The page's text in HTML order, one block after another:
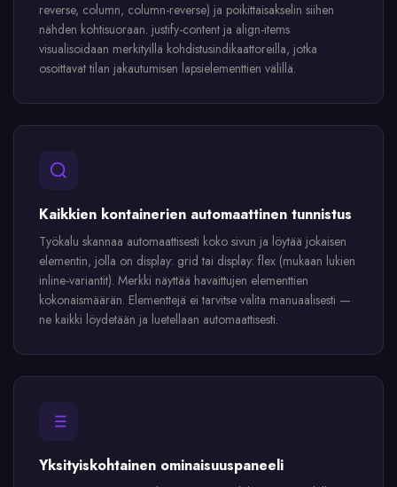
reverse, column, column-reverse) ja poikittaisakselin siihen
nähden kohtisuoraan. justify-content ja align-items
visualisoidaan merkityillä kohdistusindikaattoreilla, jotka
osoittavat tilan jakautumisen lapsielementtien välillä.
Kaikkien kontainerien automaattinen tunnistus
Työkalu skannaa automaattisesti koko sivun ja löytää jokaisen
elementin, jolla on display: grid tai display: flex (mukaan lukien
inline-variantit). Merkki näyttää havaittujen elementtien
kokonaismäärän. Elementtejä ei tarvitse valita manuaalisesti —
ne kaikki löydetään ja luetellaan automaattisesti.
Yksityiskohtainen ominaisuuspaneeli